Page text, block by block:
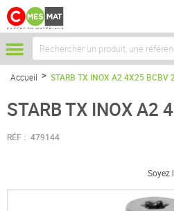
Accueil STARB TX INOX A2 4X25 BCBV
STARB TX INOX A2
RÉF : 479144
Soyez
Passer